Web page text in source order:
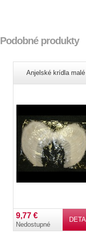
Podobné produkty
Anjelské krídla malé
9,77 €
Nedostupné